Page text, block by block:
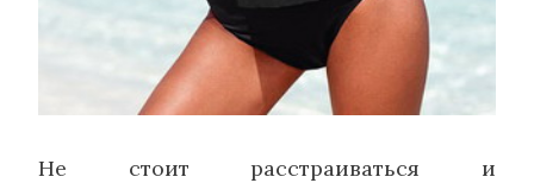
Не стоит расстраиваться и